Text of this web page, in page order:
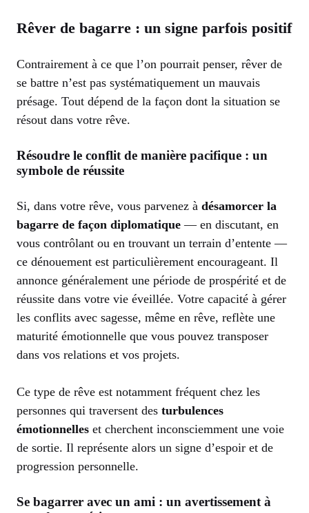
Rêver de bagarre : un signe parfois positif
Contrairement à ce que l’on pourrait penser, rêver de
se battre n’est pas systématiquement un mauvais
présage. Tout dépend de la façon dont la situation se
résout dans votre rêve.
Résoudre le conflit de manière pacifique : un
symbole de réussite
Si, dans votre rêve, vous parvenez à désamorcer la
bagarre de façon diplomatique — en discutant, en
vous contrôlant ou en trouvant un terrain d’entente —
ce dénouement est particulièrement encourageant. Il
annonce généralement une période de prospérité et de
réussite dans votre vie éveillée. Votre capacité à gérer
les conflits avec sagesse, même en rêve, reflète une
maturité émotionnelle que vous pouvez transposer
dans vos relations et vos projets.
Ce type de rêve est notamment fréquent chez les
personnes qui traversent des turbulences
émotionnelles et cherchent inconsciemment une voie
de sortie. Il représente alors un signe d’espoir et de
progression personnelle.
Se bagarrer avec un ami : un avertissement à